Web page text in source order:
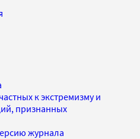
к экстремизму и
признанных
журнала